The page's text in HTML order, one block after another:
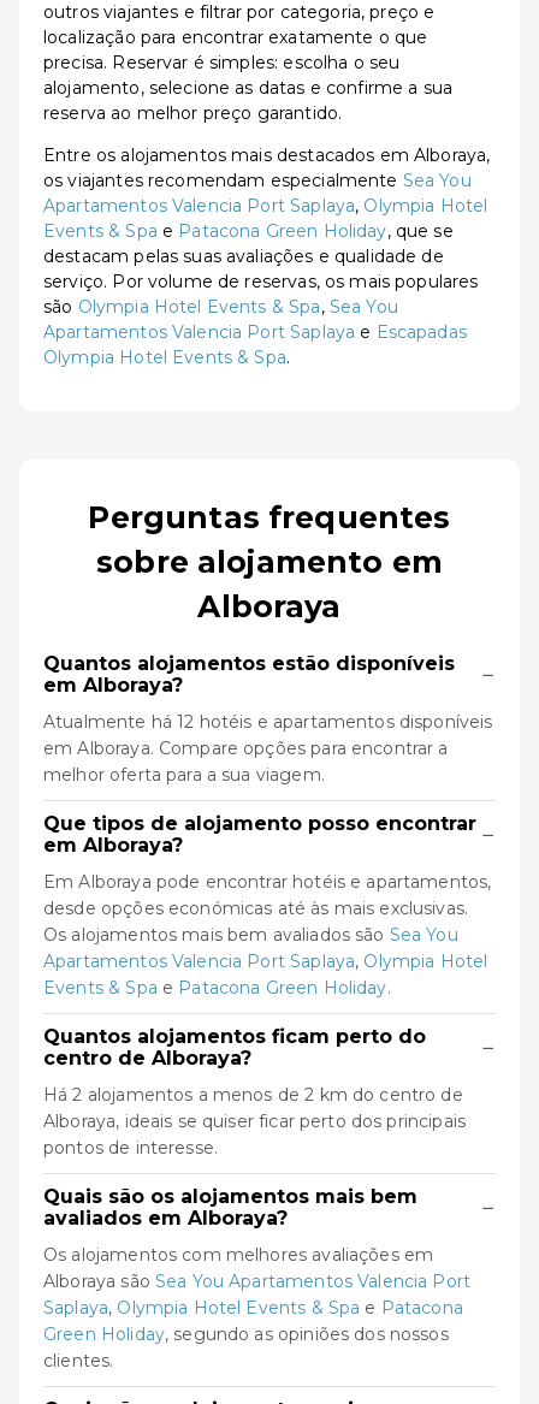
outros viajantes e filtrar por categoria, preço e
localização para encontrar exatamente o que
precisa. Reservar é simples: escolha o seu
alojamento, selecione as datas e confirme a sua
reserva ao melhor preço garantido.
Entre os alojamentos mais destacados em Alboraya,
os viajantes recomendam especialmente Sea You
Apartamentos Valencia Port Saplaya, Olympia Hotel
Events & Spa e Patacona Green Holiday, que se
destacam pelas suas avaliações e qualidade de
serviço. Por volume de reservas, os mais populares
são Olympia Hotel Events & Spa, Sea You
Apartamentos Valencia Port Saplaya e Escapadas
Olympia Hotel Events & Spa.
Perguntas frequentes
sobre alojamento em
Alboraya
Quantos alojamentos estão disponíveis
em Alboraya?
−
Atualmente há 12 hotéis e apartamentos disponíveis
em Alboraya. Compare opções para encontrar a
melhor oferta para a sua viagem.
Que tipos de alojamento posso encontrar
em Alboraya?
−
Em Alboraya pode encontrar hotéis e apartamentos,
desde opções económicas até às mais exclusivas.
Os alojamentos mais bem avaliados são Sea You
Apartamentos Valencia Port Saplaya, Olympia Hotel
Events & Spa e Patacona Green Holiday.
Quantos alojamentos ficam perto do
centro de Alboraya?
−
Há 2 alojamentos a menos de 2 km do centro de
Alboraya, ideais se quiser ficar perto dos principais
pontos de interesse.
Quais são os alojamentos mais bem
avaliados em Alboraya?
−
Os alojamentos com melhores avaliações em
Alboraya são Sea You Apartamentos Valencia Port
Saplaya, Olympia Hotel Events & Spa e Patacona
Green Holiday, segundo as opiniões dos nossos
clientes.